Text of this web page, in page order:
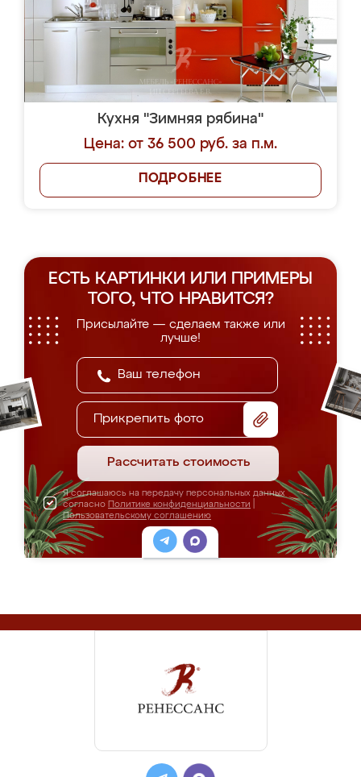
Кухня "Зимняя рябина"
Цена: от 36 500 руб. за п.м.
ПОДРОБНЕЕ
ЕСТЬ КАРТИНКИ ИЛИ ПРИМЕРЫ
ТОГО, ЧТО НРАВИТСЯ?
Присылайте — сделаем также или
лучше!
Прикрепить фото
Рассчитать стоимость
Я соглашаюсь на передачу персональных данных
согласно Политике конфиденциальности
Пользовательскому соглашению